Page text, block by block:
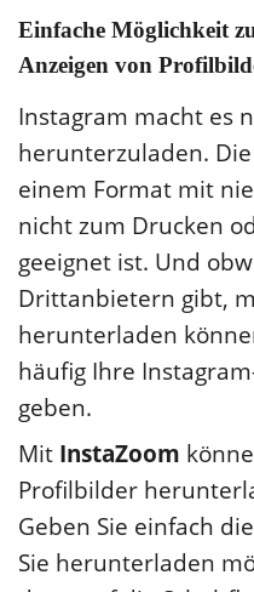
Einfache Möglichkeit
Anzeigen von
Instagram macht es
herunterzuladen.
einem Format mit
nicht zum Drucken
geeignet ist. Und
Drittanbietern gibt,
herunterladen
häufig Ihre
geben.
Mit InstaZoom
Profilbilder
Geben Sie einfach
Sie herunterladen